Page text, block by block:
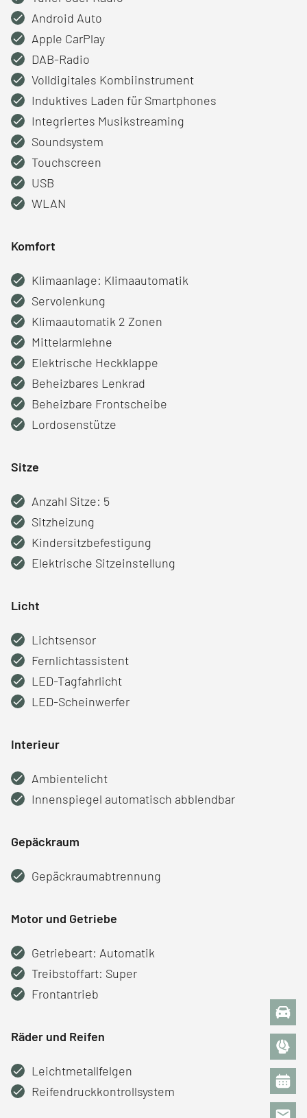
Android Auto
Apple CarPlay
DAB-Radio
Volldigitales Kombiinstrument
Induktives Laden für Smartphones
Integriertes Musikstreaming
Soundsystem
Touchscreen
USB
WLAN
Komfort
Klimaanlage: Klimaautomatik
Servolenkung
Klimaautomatik 2 Zonen
Mittelarmlehne
Elektrische Heckklappe
Beheizbares Lenkrad
Beheizbare Frontscheibe
Lordosenstütze
Sitze
Anzahl Sitze: 5
Sitzheizung
Kindersitzbefestigung
Elektrische Sitzeinstellung
Licht
Lichtsensor
Fernlichtassistent
LED-Tagfahrlicht
LED-Scheinwerfer
Interieur
Ambientelicht
Innenspiegel automatisch abblendbar
Gepäckraum
Gepäckraumabtrennung
Motor und Getriebe
Getriebeart: Automatik
Treibstoffart: Super
Frontantrieb
Räder und Reifen
Leichtmetallfelgen
Reifendruckkontrollsystem